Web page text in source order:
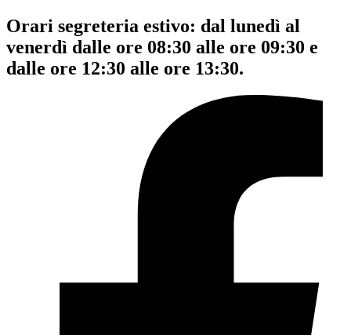
Orari segreteria estivo: dal lunedì al
venerdì dalle ore 08:30 alle ore 09:30 e
dalle ore 12:30 alle ore 13:30.